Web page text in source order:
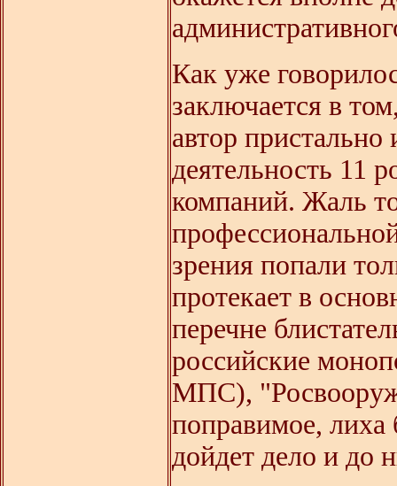
Как уже
заключается в
автор пристально
деятельность 11
компаний. Жаль
зрения попали
протекает в
перечне
российские
МПС),
поправимое,
дойдет дело и до